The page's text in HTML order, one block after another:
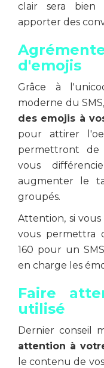
clair sera bien
apporter des
d'emojis
Grâce à
moderne du
des emojis à
pour attirer
permettront de
vous
augmenter le
groupés.
Attention, si vous
vous permettra
160 pour un
en charge les
Faire
utilisé
Dernier conseil
attention à
le contenu de